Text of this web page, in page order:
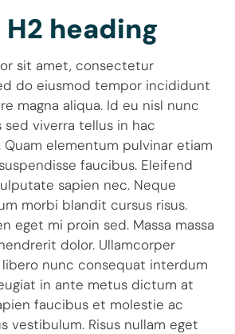
H2 heading
sit amet, consectetur
do eiusmod tempor incididunt
magna aliqua. Id eu nisl nunc
sed viverra tellus in hac
Quam elementum pulvinar etiam
faucibus. Eleifend
sapien nec. Neque
morbi blandit cursus risus.
eget mi proin sed. Massa massa
dolor. Ullamcorper
libero nunc consequat interdum
in ante metus dictum at
faucibus et molestie ac
vestibulum. Risus nullam eget